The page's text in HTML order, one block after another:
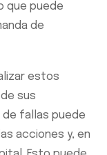
que puede
de
estos
sus
de fallas puede
acciones y, en